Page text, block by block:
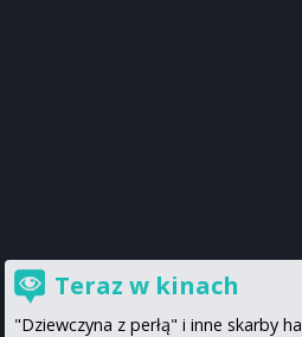
Teraz w kinach
"Dziewczyna z perłą" i inne skarby